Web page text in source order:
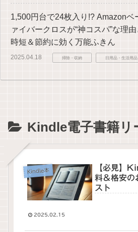
1,500円台で24枚入り!? Amazonベ
ァイバークロスが“神コスパ”な理
時短＆節約に効く万能ふきん
2025.04.18 掃除・収納 日用品・生活用品
Kindle電子書籍リ
Kindle本
【必見】
料＆格安の
スト
2025.02.15